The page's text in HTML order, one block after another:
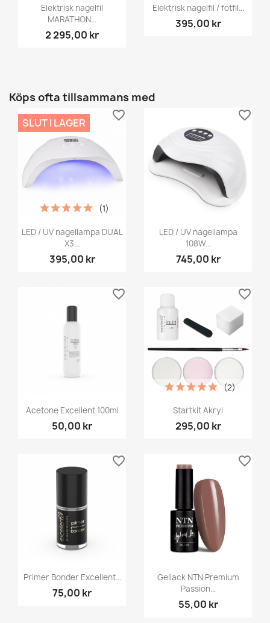
Elektrisk nagelfil
MARATHON...
2 295,00 kr
Elektrisk nagelfil / fotfil...
395,00 kr
Köps ofta tillsammans med
LED / UV nagellampa DUAL
X3...
395,00 kr
(1)
SLUT I LAGER
favorite_border
LED / UV nagellampa
108W...
745,00 kr
favorite_border
Acetone Excellent 100ml
50,00 kr
favorite_border
Startkit Akryl
295,00 kr
(2)
favorite_border
Primer Bonder Excellent...
75,00 kr
favorite_border
Gellack NTN Premium
Passion...
55,00 kr
favorite_border